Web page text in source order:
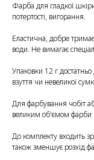
Фарба для гладкої
потертості, вигорання.
Еластична, добре
води. Не вимагає
Упаковки 12 г
взуття чи невеликої
Для фарбування чобіт
великим об'ємом фарби
До комплекту входить
також зменшує розхід